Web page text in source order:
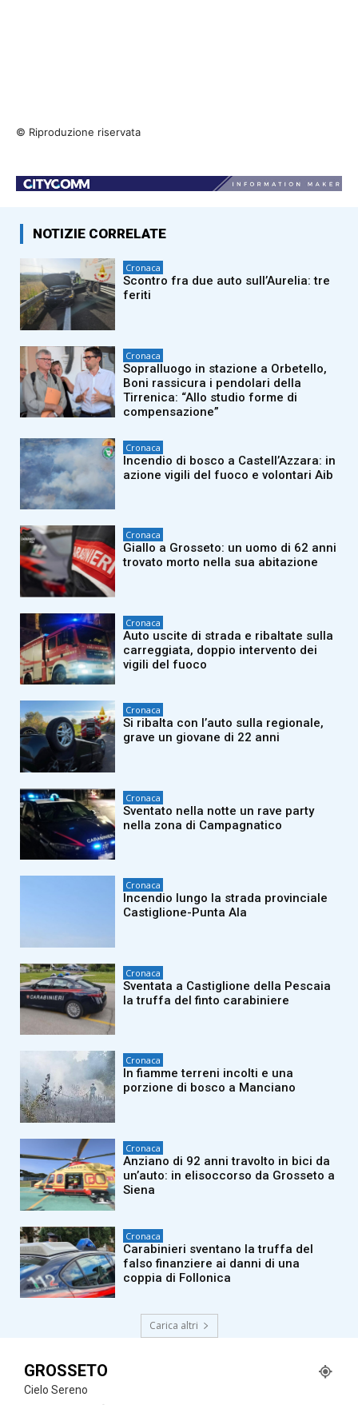
© Riproduzione riservata
NOTIZIE CORRELATE
Cronaca
Scontro fra due auto sull’Aurelia: tre
feriti
Cronaca
Sopralluogo in stazione a Orbetello,
Boni rassicura i pendolari della
Tirrenica: “Allo studio forme di
compensazione”
Cronaca
Incendio di bosco a Castell’Azzara: in
azione vigili del fuoco e volontari Aib
Cronaca
Giallo a Grosseto: un uomo di 62 anni
trovato morto nella sua abitazione
Cronaca
Auto uscite di strada e ribaltate sulla
carreggiata, doppio intervento dei
vigili del fuoco
Cronaca
Si ribalta con l’auto sulla regionale,
grave un giovane di 22 anni
Cronaca
Sventato nella notte un rave party
nella zona di Campagnatico
Cronaca
Incendio lungo la strada provinciale
Castiglione-Punta Ala
Cronaca
Sventata a Castiglione della Pescaia
la truffa del finto carabiniere
Cronaca
In fiamme terreni incolti e una
porzione di bosco a Manciano
Cronaca
Anziano di 92 anni travolto in bici da
un’auto: in elisoccorso da Grosseto a
Siena
Cronaca
Carabinieri sventano la truffa del
falso finanziere ai danni di una
coppia di Follonica
Carica altri
GROSSETO
Cielo Sereno